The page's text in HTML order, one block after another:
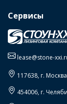
Сервисы
lease@stone-
117638, г. Москва
454006, г.